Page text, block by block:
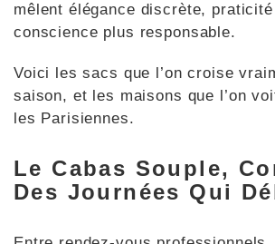
mêlent élégance discrète,
conscience plus responsable.
Voici les sacs que l’on croise
saison, et les maisons que l’on
les Parisiennes.
Le Cabas Souple,
Des Journées Qui